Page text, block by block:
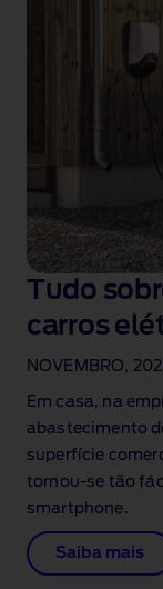
Tudo
carros
NOVEMBRO,
Em casa, na
abastecimento
superfície
tornou‑se tão
smartphone.
Saiba mais